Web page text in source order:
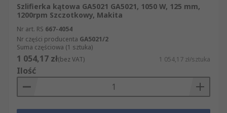
Szlifierka kątowa GA5021 GA5021, 1050 W, 125 mm,
1200rpm Szczotkowy, Makita
Nr art. RS 667-4054
Nr części producenta GA5021/2
Suma częściowa (1 sztuka)
1 054,17 zł(bez VAT) 1 054,17 zł/sztuka
Ilość